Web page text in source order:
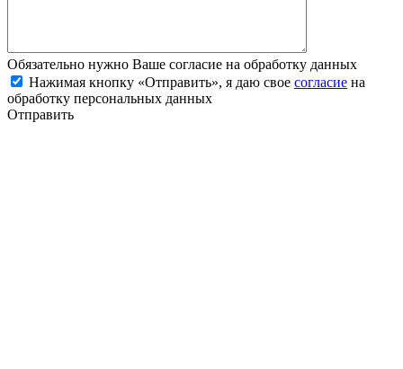
Обязательно нужно Ваше согласие на обработку данных
Нажимая кнопку «Отправить», я даю свое согласие на
обработку персональных данных
Отправить